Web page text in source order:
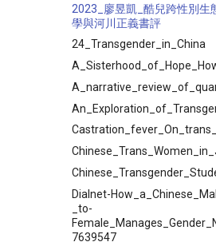
2023_廖昱凱_酷兒跨性別生
學與河川正義書評
24_Transgender_in_China
Dialnet-
_to-
7639547